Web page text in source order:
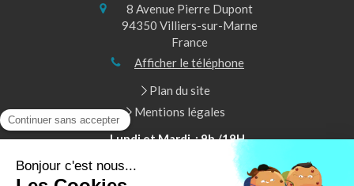
8 Avenue Pierre Dupont
94350 Villiers-sur-Marne
France
Afficher le téléphone
Plan du site
Mentions légales
Lundi et Mardi : 9h /19H
Mercedi de 13h à 19h